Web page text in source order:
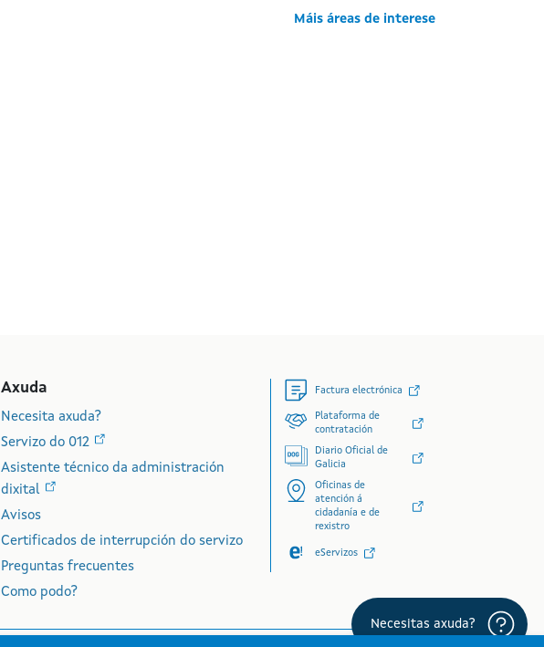
Máis áreas de interese
Axuda
Necesita axuda?
Servizo do 012
Asistente técnico da administración
dixital
Avisos
Certificados de interrupción do servizo
Preguntas frecuentes
Como podo?
Factura electrónica
Plataforma de
contratación
Diario Oficial de
Galicia
Oficinas de
atención á
cidadanía e de
rexistro
eServizos